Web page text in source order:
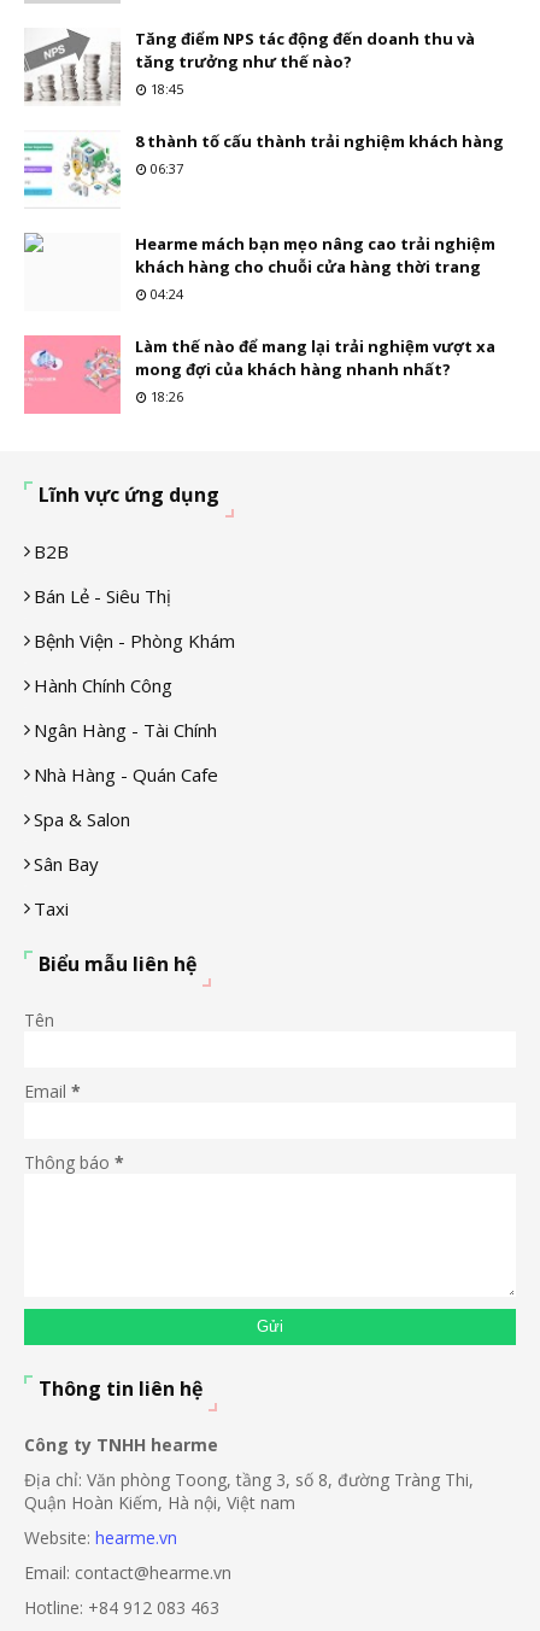
Tăng điểm NPS tác động đến doanh thu và
tăng trưởng như thế nào?
18:45
8 thành tố cấu thành trải nghiệm khách hàng
06:37
Hearme mách bạn mẹo nâng cao trải nghiệm
khách hàng cho chuỗi cửa hàng thời trang
04:24
Làm thế nào để mang lại trải nghiệm vượt xa
mong đợi của khách hàng nhanh nhất?
18:26
Lĩnh vực ứng dụng
B2B
Bán Lẻ - Siêu Thị
Bệnh Viện - Phòng Khám
Hành Chính Công
Ngân Hàng - Tài Chính
Nhà Hàng - Quán Cafe
Spa & Salon
Sân Bay
Taxi
Biểu mẫu liên hệ
Tên
Email *
Thông báo *
Thông tin liên hệ
Công ty TNHH hearme
Địa chỉ: Văn phòng Toong, tầng 3, số 8, đường Tràng Thi,
Quận Hoàn Kiếm, Hà nội, Việt nam
Website: hearme.vn
Email: contact@hearme.vn
Hotline: +84 912 083 463